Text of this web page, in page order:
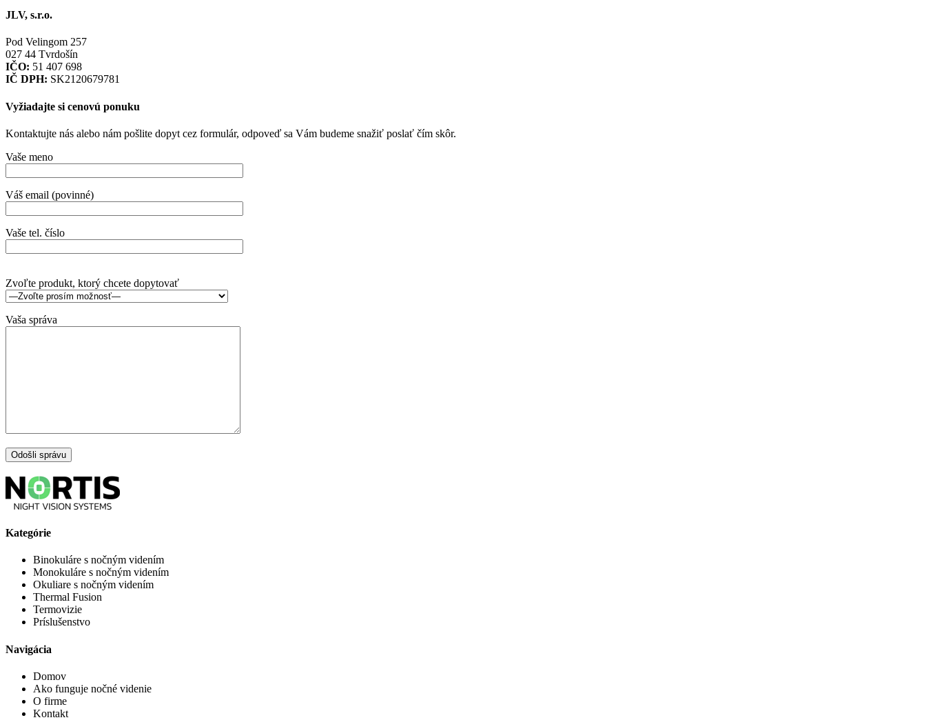
JLV, s.r.o.
Pod Velingom 257
027 44 Tvrdošín
IČO: 51 407 698
IČ DPH: SK2120679781
Vyžiadajte si cenovú ponuku
Kontaktujte nás alebo nám pošlite dopyt cez formulár, odpoveď sa Vám budeme snažiť poslať čím skôr.
Vaše meno
Váš email (povinné)
Vaše tel. číslo
Zvoľte produkt, ktorý chcete dopytovať
Vaša správa
Kategórie
Binokuláre s nočným videním
Monokuláre s nočným videním
Okuliare s nočným videním
Thermal Fusion
Termovizie
Príslušenstvo
Navigácia
Domov
Ako funguje nočné videnie
O firme
Kontakt